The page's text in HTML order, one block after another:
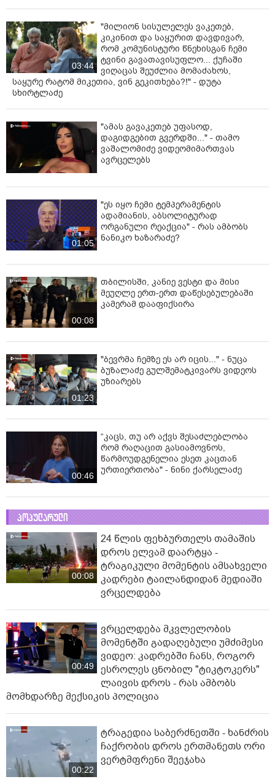
03:44
"მილიონ სისულელეს ვაკეთებ,
კიკინით და საყურით დავდივარ,
რომ კომუნისტური წნეხისგან ჩემი
ტვინი გავათავისუფლო... ქუჩაში
ვიღაცას შეუძლია მომაძახოს,
საყურე რატომ მიკეთია, ვინ გეკითხება?!" - დუტა
სხირტლაძე
"ამას გავაკეთებ უფასოდ,
დაგიდგებით გვერდში..." - თამო
ვაშალომიძე ვიდეომიმართვას
ავრცელებს
01:05
"ეს იყო ჩემი ტემპერამენტის
ადამიანის, აბსოლიტურად
ორგანული რეაქცია" - რას ამბობს
ნანიკო ხაზარაძე?
00:08
თბილისში, კანიე ვესტი და მისი
მეუღლე ერთ-ერთ დაწესებულებაში
კამერამ დააფიქსირა
01:23
"ბევრმა ჩემზე ეს არ იცის..." - ნუცა
ბუზალაძე გულშემატკივარს ვიდეოს
უზიარებს
00:46
“კაცს, თუ არ აქვს შესაძლებლობა
რომ რაღაცით გასიამოვნოს,
წარმოუდგენელია ესეთ კაცთან
ურთიერთობა" - ნინი ქარსელაძე
პოპულარული
00:08
24 წლის ფეხბურთელს თამაშის
დროს ელვამ დაარტყა -
ტრაგიკული მომენტის ამსახველი
კადრები ტაილანდიდან მედიაში
ვრცელდება
00:49
ვრცელდება მკვლელობის
მომენტში გადაღებული უმძიმესი
ვიდეო: კადრებში ჩანს, როგორ
ესროლეს ცნობილ "ტიკტოკერს"
ლაივის დროს - რას ამბობს
მომხდარზე მექსიკის პოლიცია
00:22
ტრაგედია საბერძნეთში - ხანძრის
ჩაქრობის დროს ერთმანეთს ორი
ვერტმფრენი შეეჯახა